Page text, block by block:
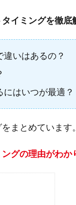
イミングを徹底
いはあるの？
はいつが最適？
まとめています。
グの理由がわ